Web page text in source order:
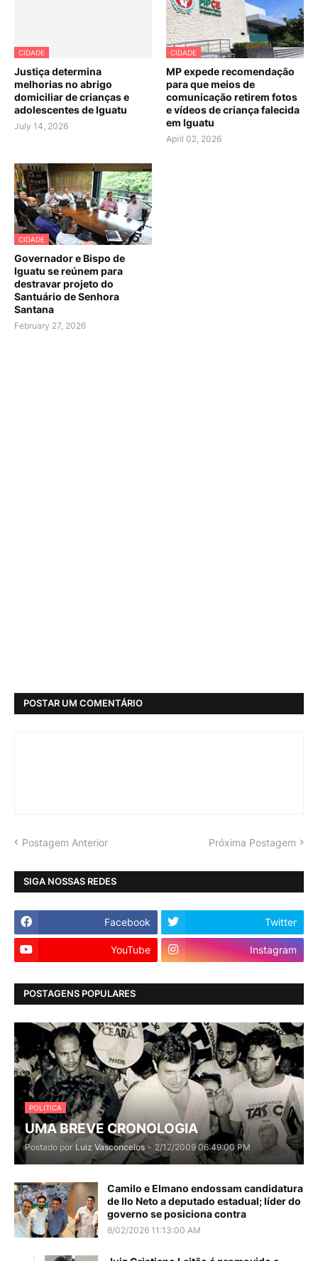
CIDADE
Justiça determina
melhorias no abrigo
domiciliar de crianças e
adolescentes de Iguatu
July 14, 2026
CIDADE
MP expede recomendação
para que meios de
comunicação retirem fotos
e vídeos de criança falecida
em Iguatu
April 02, 2026
CIDADE
Governador e Bispo de
Iguatu se reúnem para
destravar projeto do
Santuário de Senhora
Santana
February 27, 2026
POSTAR UM COMENTÁRIO
Postagem Anterior Próxima Postagem
SIGA NOSSAS REDES
Facebook Twitter
YouTube Instagram
POSTAGENS POPULARES
POLITICA
UMA BREVE CRONOLOGIA
Postado por Luiz Vasconcelos - 2/12/2009 06:49:00 PM
Camilo e Elmano endossam candidatura
de Ilo Neto a deputado estadual; líder do
governo se posiciona contra
8/02/2026 11:13:00 AM